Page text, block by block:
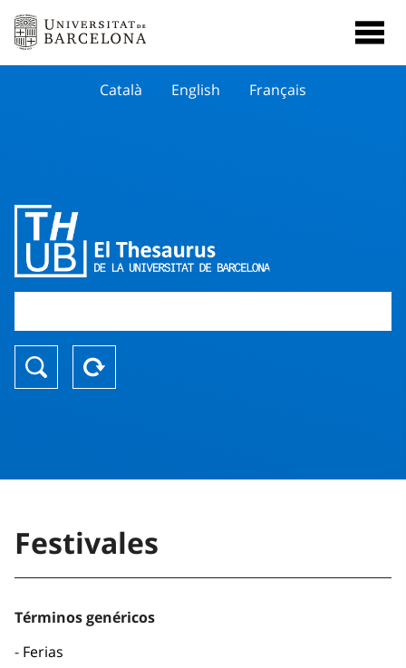
Català English Français
Festivales
Términos genéricos
Ferias